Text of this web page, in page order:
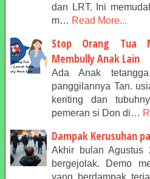
dan LRT. Ini
m… Read More...
Stop Orang Tua
Membully Anak Lain
Ada Anak
panggilannya Tan.
keriting dan
pemeran si Don di…
Dampak Kerusuhan
Akhir bulan Agustus
bergejolak. Demo